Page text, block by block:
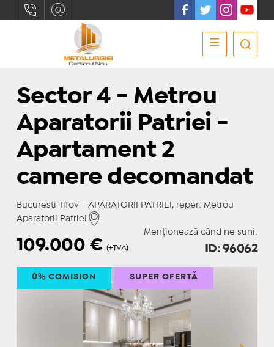
Sector 4 - Metrou
Aparatorii Patriei -
Apartament 2
camere decomandat
Bucuresti-Ilfov - APARATORII PATRIEI, reper: Metrou
Aparatorii Patriei
Menționează când ne suni:
109.000 € (+TVA) ID: 96062
0% COMISION SUPER OFERTĂ